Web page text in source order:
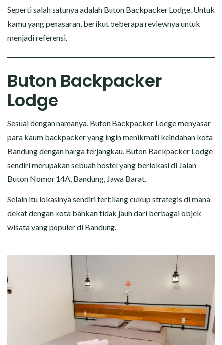
Seperti salah satunya adalah Buton Backpacker Lodge. Untuk
kamu yang penasaran, berikut beberapa reviewnya untuk
menjadi referensi.
Buton Backpacker
Lodge
Sesuai dengan namanya, Buton Backpacker Lodge menyasar
para kaum backpacker yang ingin menikmati keindahan kota
Bandung dengan harga terjangkau. Buton Backpacker Lodge
sendiri merupakan sebuah hostel yang berlokasi di Jalan
Buton Nomor 14A, Bandung, Jawa Barat.
Selain itu lokasinya sendiri terbilang cukup strategis di mana
dekat dengan kota bahkan tidak jauh dari berbagai objek
wisata yang populer di Bandung.